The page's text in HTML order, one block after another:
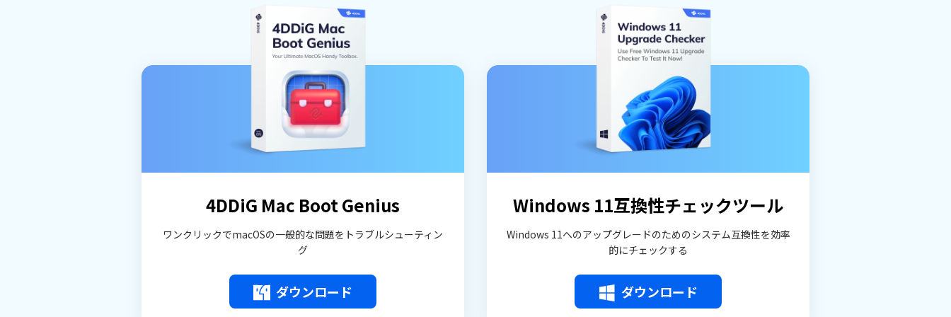
4DDiG Mac Boot Genius
ワンクリックでmacOSの一般的な問題をトラブルシューティン
グ
ダウンロード
Windows 11互換性チェックツール
Windows 11へのアップグレードのためのシステム互換性を効率
的にチェックする
ダウンロード